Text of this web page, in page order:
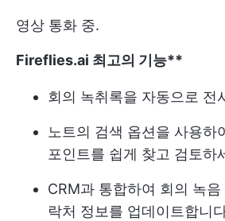
영상 통화 중.
Fireflies.ai 최고의 기능**
회의 녹취록을 자동으로 전
노트의 검색 옵션을 사용하
포인트를 쉽게 찾고 검토하
CRM과 통합하여 회의 녹
락처 정보를 업데이트합니